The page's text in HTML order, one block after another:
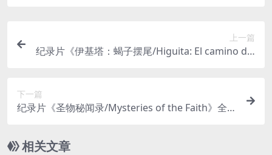
上一篇
纪录片《伊基塔：蝎子摆尾/Higuita: El camino del
下一篇
纪录片《圣物秘闻录/Mysteries of the Faith》全集
载
相关文章